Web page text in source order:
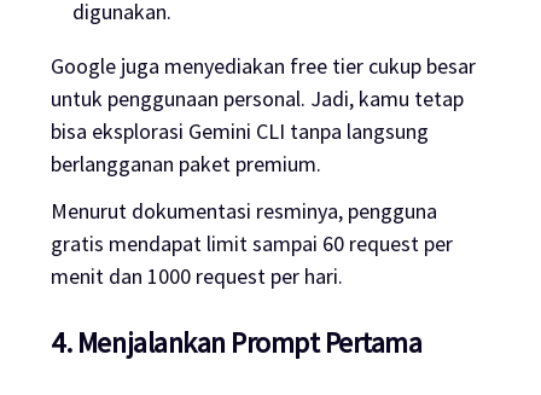
digunakan.
Google juga menyediakan free tier cukup besar
untuk penggunaan personal. Jadi, kamu tetap
bisa eksplorasi Gemini CLI tanpa langsung
berlangganan paket premium.
Menurut dokumentasi resminya, pengguna
gratis mendapat limit sampai 60 request per
menit dan 1000 request per hari.
4. Menjalankan Prompt Pertama